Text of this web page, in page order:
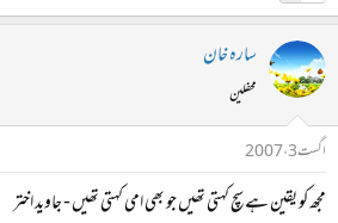
سارہ خان
محفلین
اگست 3، 2007
مجھ کو یقین ہے سچ کہتی تھیں جو بھی امی کہتی تھیں‌ - جاوید اختر